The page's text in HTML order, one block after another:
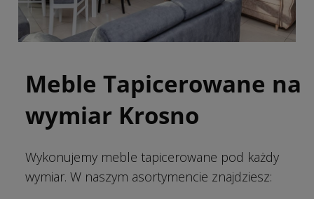
Meble Tapicerowane na
wymiar Krosno
Wykonujemy meble tapicerowane pod każdy
wymiar. W naszym asortymencie znajdziesz: